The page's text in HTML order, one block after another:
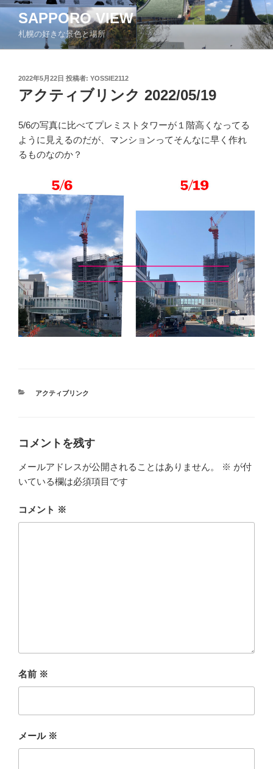
コ
ン
SAPPORO VIEW
札幌の好きな景色と場所
投
稿
日:
2022年5月22日 投稿者: YOSSIE2112
アクティブリンク 2022/05/19
5/6の写真に比べてプレミストタワーが１階高くなってる
ように見えるのだが、マンションってそんなに早く作れ
るものなのか？
カ
ー
アクティブリンク
コメントを残す
メールアドレスが公開されることはありません。 ※ が付
いている欄は必須項目です
コメント ※
名前 ※
メール ※